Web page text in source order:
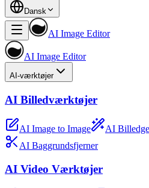
Dansk
AI Image Editor
AI Image Editor
AI-værktøjer
AI Billedværktøjer
AI Image to Image AI
AI Baggrundsfjerner
AI Video Værktøjer